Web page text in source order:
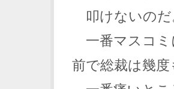
叩けないのだ
一番マスコミ
前で総裁は幾